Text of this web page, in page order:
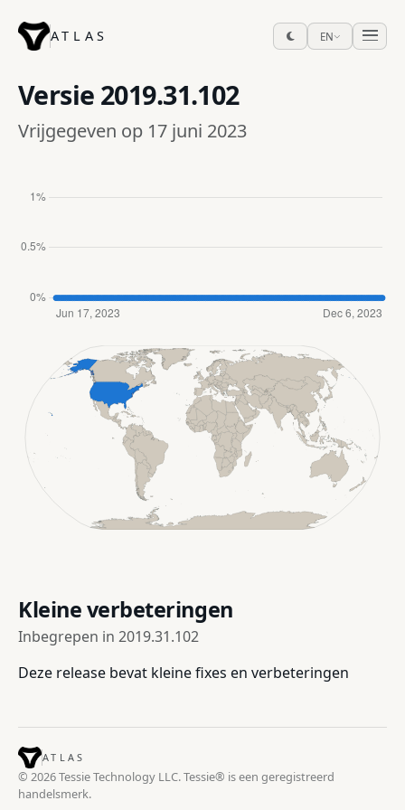
ATLAS EN
Versie 2019.31.102
Vrijgegeven op 17 juni 2023
Kleine verbeteringen
Inbegrepen in 2019.31.102
Deze release bevat kleine fixes en verbeteringen
ATLAS
© 2026 Tessie Technology LLC. Tessie® is een geregistreerd
handelsmerk.